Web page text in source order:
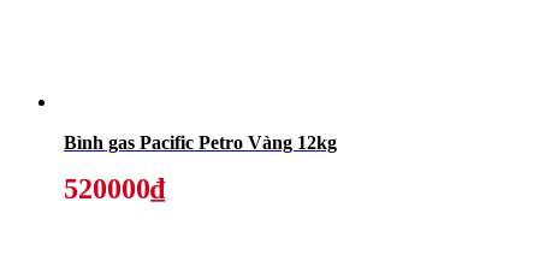
Bình gas Pacific Petro Vàng 12kg
520000₫